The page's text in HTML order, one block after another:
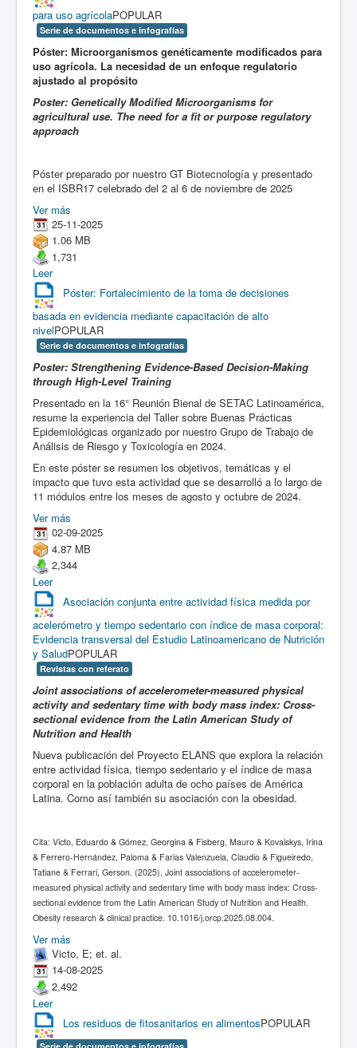
para uso agrícolaPOPULAR
Serie de documentos e infografías
Póster: Microorganismos genéticamente modificados para
uso agrícola. La necesidad de un enfoque regulatorio
ajustado al propósito
Poster: Genetically Modified Microorganisms for
agricultural use. The need for a fit or purpose regulatory
approach
Póster preparado por nuestro GT Biotecnología y presentado
en el ISBR17 celebrado del 2 al 6 de noviembre de 2025
Ver más
25-11-2025
1.06 MB
1,731
Leer
Póster: Fortalecimiento de la toma de decisiones
basada en evidencia mediante capacitación de alto
nivelPOPULAR
Serie de documentos e infografías
Poster: Strengthening Evidence-Based Decision-Making
through High-Level Training
Presentado en la 16° Reunión Bienal de SETAC Latinoamérica,
resume la experiencia del Taller sobre Buenas Prácticas
Epidemiológicas organizado por nuestro Grupo de Trabajo de
Análisis de Riesgo y Toxicología en 2024.
En este póster se resumen los objetivos, temáticas y el
impacto que tuvo esta actividad que se desarrolló a lo largo de
11 módulos entre los meses de agosto y octubre de 2024.
Ver más
02-09-2025
4.87 MB
2,344
Leer
Asociación conjunta entre actividad física medida por
acelerómetro y tiempo sedentario con índice de masa corporal:
Evidencia transversal del Estudio Latinoamericano de Nutrición
y SaludPOPULAR
Revistas con referato
Joint associations of accelerometer-measured physical
activity and sedentary time with body mass index: Cross-
sectional evidence from the Latin American Study of
Nutrition and Health
Nueva publicación del Proyecto ELANS que explora la relación
entre actividad física, tiempo sedentario y el índice de masa
corporal en la población adulta de ocho países de América
Latina. Como así también su asociación con la obesidad.
Cita: Victo, Eduardo & Gómez, Georgina & Fisberg, Mauro & Kovalskys, Irina
& Ferrero-Hernández, Paloma & Farias Valenzuela, Claudio & Figueiredo,
Tatiane & Ferrari, Gerson. (2025). Joint associations of accelerometer-
measured physical activity and sedentary time with body mass index: Cross-
sectional evidence from the Latin American Study of Nutrition and Health.
Obesity research & clinical practice. 10.1016/j.orcp.2025.08.004.
Ver más
Victo, E; et. al.
14-08-2025
2,492
Leer
Los residuos de fitosanitarios en alimentosPOPULAR